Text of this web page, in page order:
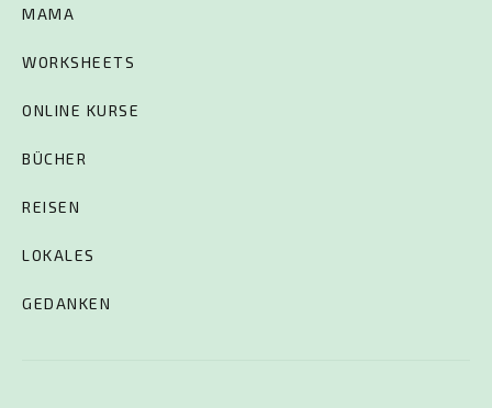
MAMA
WORKSHEETS
ONLINE KURSE
BÜCHER
REISEN
LOKALES
GEDANKEN